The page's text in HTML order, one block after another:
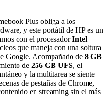
Plus obliga a los
y este portátil de HP es un
con el procesadorIntel
que maneja con una soltura
Google. Acompañado de 8 GB
de 256 GB UFS, el
y la multitarea se siente
de pestañas de Chrome,
en streaming sin el más